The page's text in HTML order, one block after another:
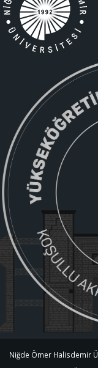
Niğde Ömer Halisdemir